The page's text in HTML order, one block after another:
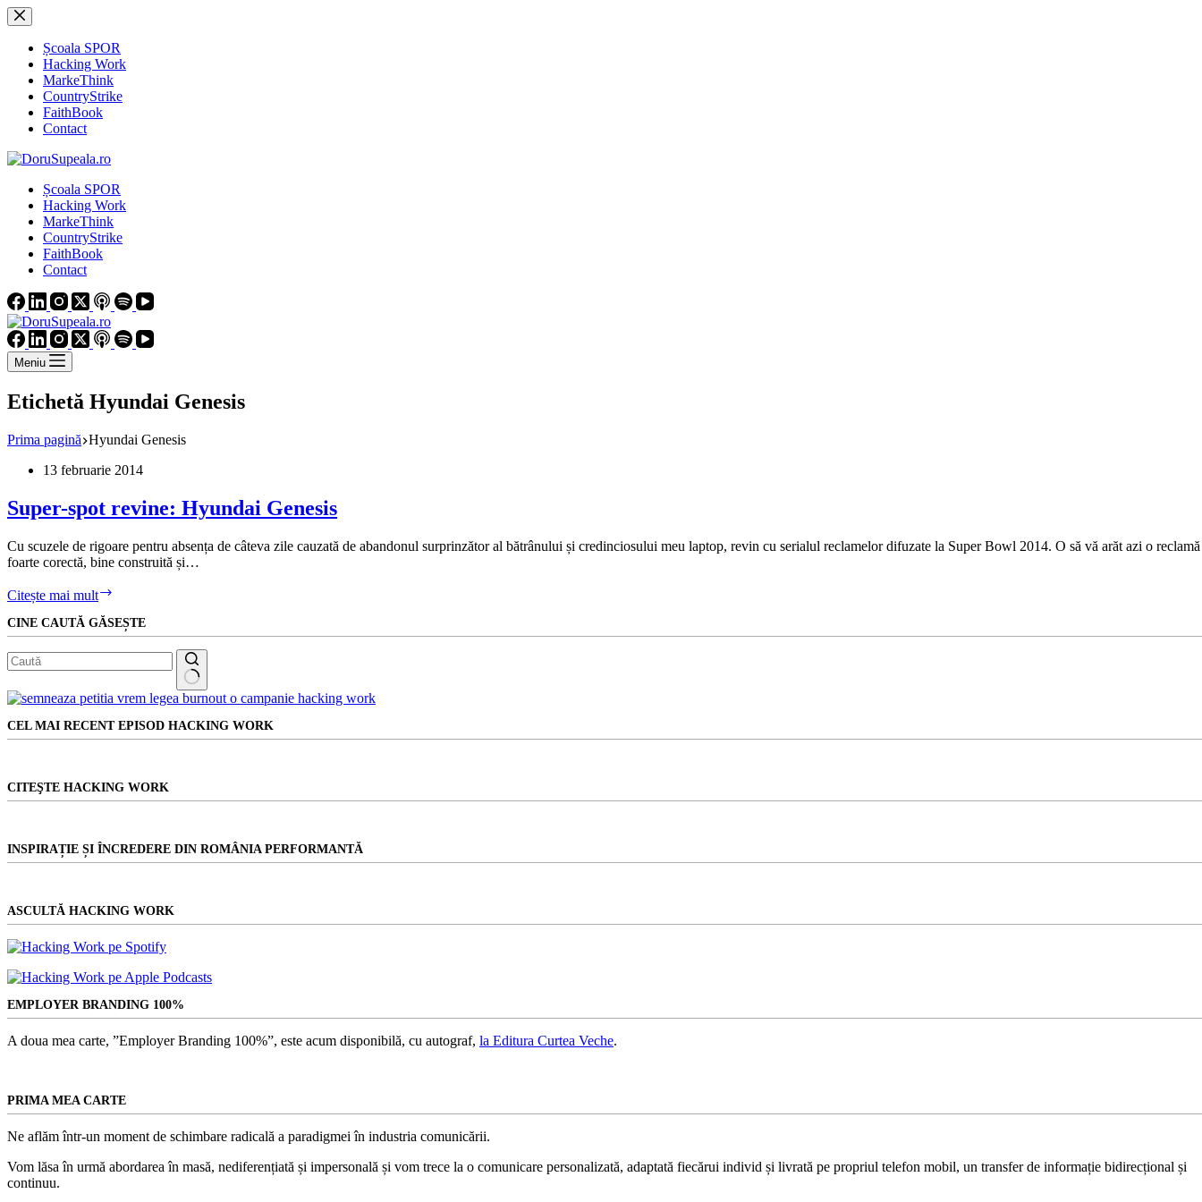
Sari
la
conținutȘcoala SPOR
Hacking Work
MarkeThink
CountryStrike
FaithBook
Contact
Școala SPOR
Hacking Work
MarkeThink
CountryStrike
FaithBook
Contact
Meniu
Etichetă Hyundai Genesis
Prima pagină Hyundai Genesis
13 februarie 2014
Super-spot revine: Hyundai Genesis
Cu scuzele de rigoare pentru absența de câteva zile cauzată de abandonul surprinzător al bătrânului și credinciosului meu laptop, revin cu serialul reclamelor difuzate la Super Bowl 2014. O să vă arăt azi o reclamă
foarte corectă, bine construită și…
Citește mai mult
revine:
Hyundai
Genesis
CINE CAUTĂ GĂSEȘTE
Niciun
CEL MAI RECENT EPISOD HACKING WORK
CITEŞTE HACKING WORK
INSPIRAȚIE ȘI ÎNCREDERE DIN ROMÂNIA PERFORMANTĂ
ASCULTĂ HACKING WORK
EMPLOYER BRANDING 100%
A doua mea carte, ”Employer Branding 100%”, este acum disponibilă, cu autograf, la Editura Curtea Veche.
PRIMA MEA CARTE
Ne aflăm într-un moment de schimbare radicală a paradigmei în industria comunicării.
Vom lăsa în urmă abordarea în masă, nediferențiată și impersonală și vom trece la o comunicare personalizată, adaptată fiecărui individ și livrată pe propriul telefon mobil, un transfer de informație bidirecțional și
continuu.